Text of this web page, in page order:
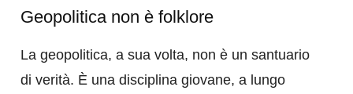
Geopolitica non è folklore
La geopolitica, a sua volta, non è un santuario
di verità. È una disciplina giovane, a lungo